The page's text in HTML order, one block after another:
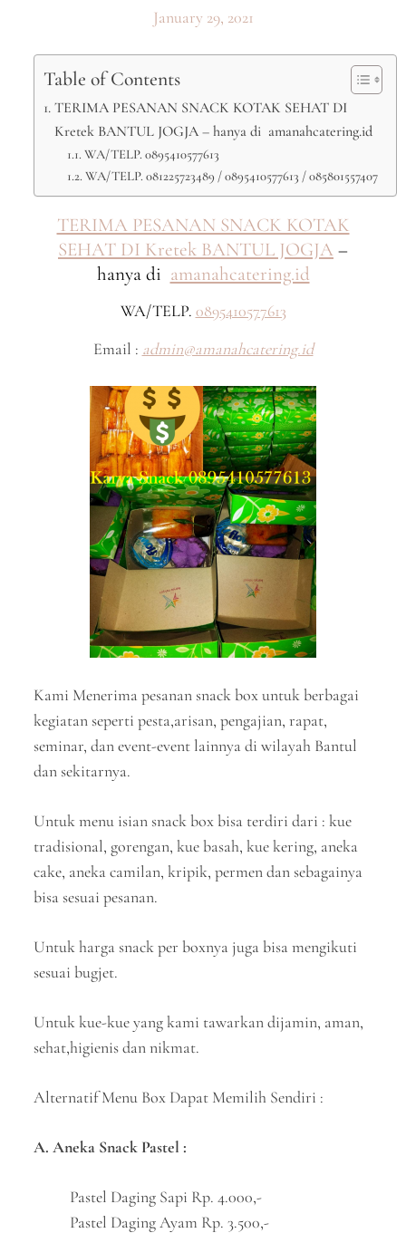
January 29, 2021
Table of Contents
TERIMA PESANAN SNACK KOTAK SEHAT DI
Kretek BANTUL JOGJA – hanya di amanahcatering.id
WA/TELP. 0895410577613
WA/TELP. 081225723489 / 0895410577613 / 085801557407
TERIMA PESANAN SNACK KOTAK
SEHAT DI Kretek BANTUL JOGJA –
hanya di amanahcatering.id
WA/TELP. 0895410577613
Email : admin@amanahcatering.id
Kami Menerima pesanan snack box untuk berbagai
kegiatan seperti pesta,arisan, pengajian, rapat,
seminar, dan event-event lainnya di wilayah Bantul
dan sekitarnya.
Untuk menu isian snack box bisa terdiri dari : kue
tradisional, gorengan, kue basah, kue kering, aneka
cake, aneka camilan, kripik, permen dan sebagainya
bisa sesuai pesanan.
Untuk harga snack per boxnya juga bisa mengikuti
sesuai bugjet.
Untuk kue-kue yang kami tawarkan dijamin, aman,
sehat,higienis dan nikmat.
Alternatif Menu Box Dapat Memilih Sendiri :
A. Aneka Snack Pastel :
Pastel Daging Sapi Rp. 4.000,-
Pastel Daging Ayam Rp. 3.500,-